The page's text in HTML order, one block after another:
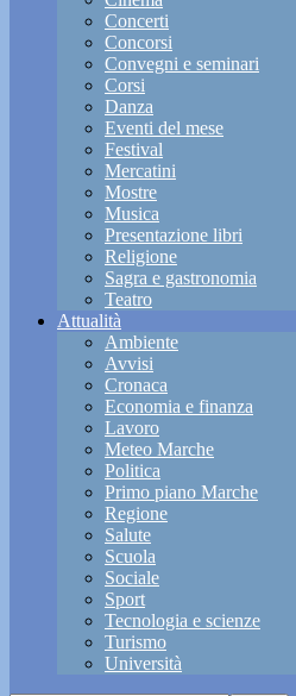
Concerti
Concorsi
Convegni e seminari
Corsi
Danza
Eventi del mese
Festival
Mercatini
Mostre
Musica
Presentazione libri
Religione
Sagra e gastronomia
Teatro
Attualità
Ambiente
Avvisi
Cronaca
Economia e finanza
Lavoro
Meteo Marche
Politica
Primo piano Marche
Regione
Salute
Scuola
Sociale
Sport
Tecnologia e scienze
Turismo
Università